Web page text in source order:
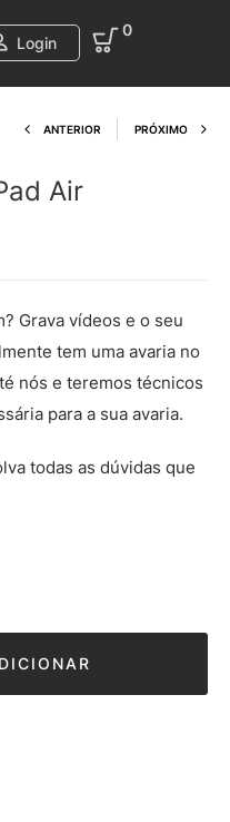
Login
0
Product
ANTERIOR PRÓXIMO
Air
Grava vídeos e o seu
tem uma avaria no
nós e teremos técnicos
para a sua avaria.
todas as dúvidas que